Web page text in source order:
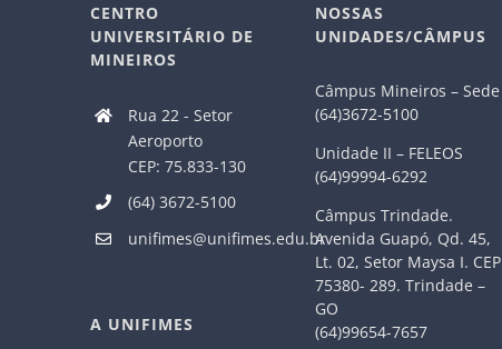
CENTRO
UNIVERSITÁRIO DE
MINEIROS
Rua 22 - Setor
Aeroporto
CEP: 75.833-130
(64) 3672-5100
unifimes@unifimes.edu.br
A UNIFIMES
NOSSAS
UNIDADES/CÂMPUS
Câmpus Mineiros – Sede
(64)3672-5100
Unidade II – FELEOS
(64)99994-6292
Câmpus Trindade.
Avenida Guapó, Qd. 45,
Lt. 02, Setor Maysa I. CEP
75380- 289. Trindade –
GO
(64)99654-7657